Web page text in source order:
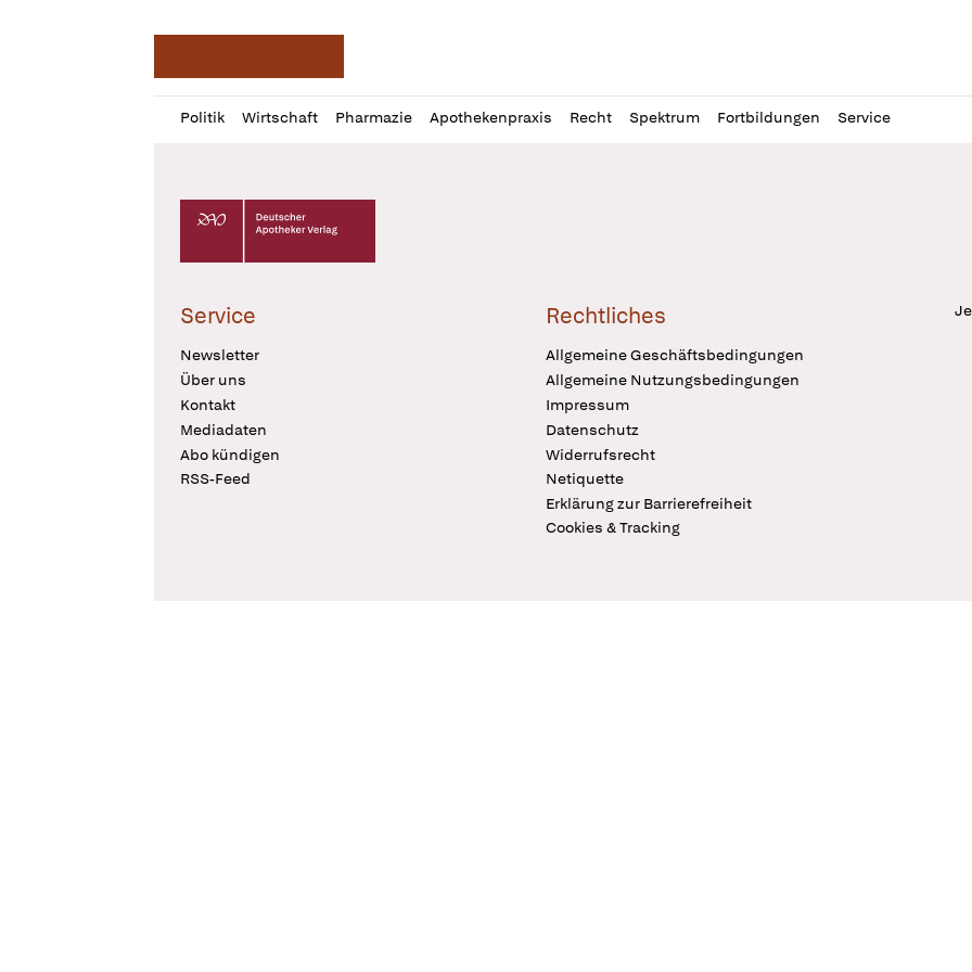
Politik Wirtschaft Pharmazie Apothekenpraxis Recht Spektrum Fortbildungen Service
Profil
öffnen
Daz
Pur
Deutscher Apotheker Verlag Logo
Service
Newsletter
Über uns
Kontakt
Mediadaten
Abo kündigen
RSS-Feed
Rechtliches
Allgemeine Geschäftsbedingungen
Allgemeine Nutzungsbedingungen
Impressum
Datenschutz
Widerrufsrecht
Netiquette
Erklärung zur Barrierefreiheit
Cookies & Tracking